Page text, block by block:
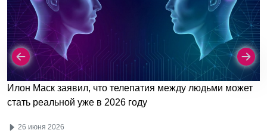
Илон Маск заявил, что телепатия между людьми может
стать реальной уже в 2026 году
26 июня 2026